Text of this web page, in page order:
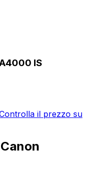
IS
il prezzo su